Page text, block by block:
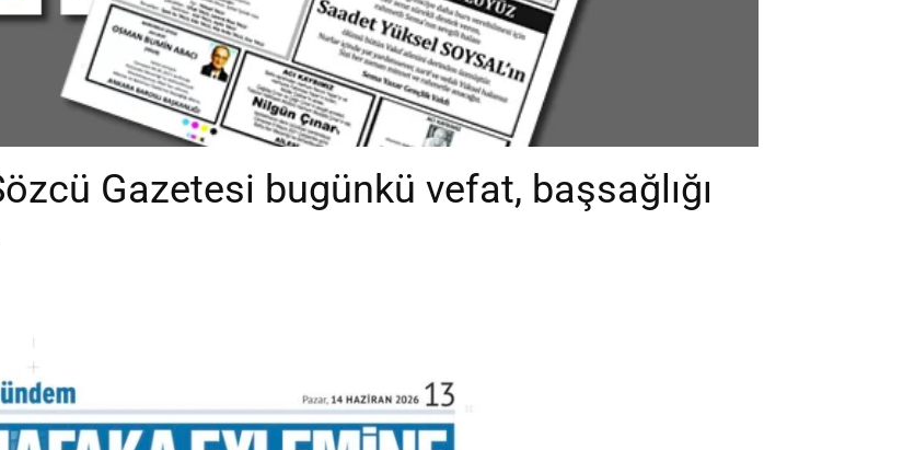
Gazetesi bugünkü vefat, başsağlığı